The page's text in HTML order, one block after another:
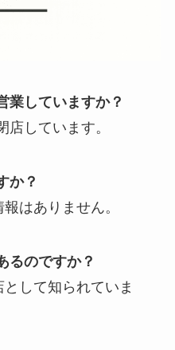
業していますか？
しています。
か？
はありません。
るのですか？
して知られていま